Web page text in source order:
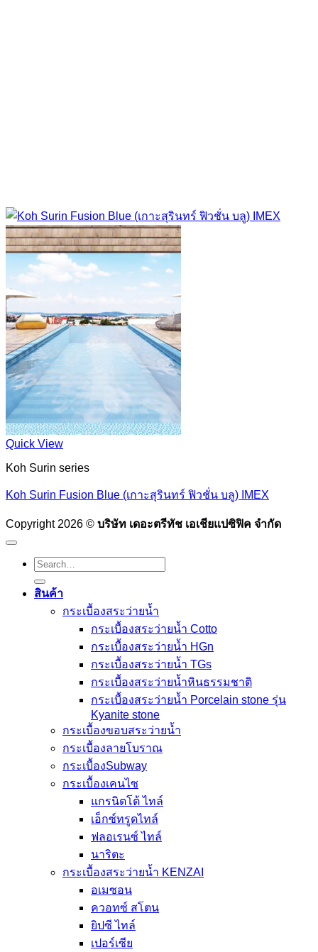
Quick View
Koh Surin series
Koh Surin Fusion Blue (เกาะสุรินทร์ ฟิวชั่น บลู) IMEX
Copyright 2026 © บริษัท เดอะตรีทัช เอเชียแปซิฟิค จำกัด
Search
for:
สินค้า
กระเบื้องสระว่ายนํ้า
กระเบื้องสระว่ายน้ำ Cotto
กระเบื้องสระว่ายน้ำ HGn
กระเบื้องสระว่ายน้ำ TGs
กระเบื้องสระว่ายน้ำหินธรรมชาติ
กระเบื้องสระว่ายนํ้า Porcelain stone รุ่น
Kyanite stone
กระเบื้องขอบสระว่ายน้ำ
กระเบื้องลายโบราณ
กระเบื้องSubway
กระเบื้องเคนไซ
แกรนิตโต้ ไทล์
เอ็กซ์ทรูดไทล์
ฟลอเรนซ์ ไทล์
นาริตะ
กระเบื้องสระว่ายน้ำ KENZAI
อเมซอน
ควอทซ์ สโตน
ยิปซี ไทล์
เปอร์เซีย